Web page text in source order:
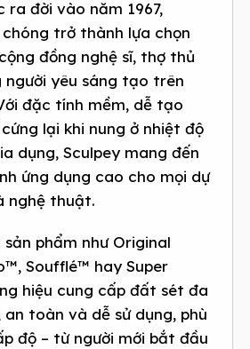
ra đời vào năm 1967,
chóng trở thành lựa chọn
đồng nghệ sĩ, thợ thủ
người yêu sáng tạo trên
đặc tính mềm, dễ tạo
lại khi nung ở nhiệt độ
dụng, Sculpey mang đến
ứng dụng cao cho mọi dự
nghệ thuật.
phẩm như Original
Soufflé™ hay Super
hiệu cung cấp đất sét đa
toàn và dễ sử dụng, phù
độ – từ người mới bắt đầu